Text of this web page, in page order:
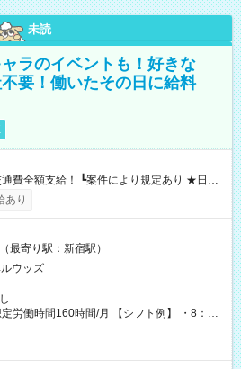
未読
ラのイベントも！好きな
要！働いたその日に給料
） ┗働いたその日に現金GET♪ お仕事後はコ
を引き落とせます！ 【試用期間】試
あり
最寄り駅：新宿駅）
ウッズ
時間/月 【シフト例】 ・8：00